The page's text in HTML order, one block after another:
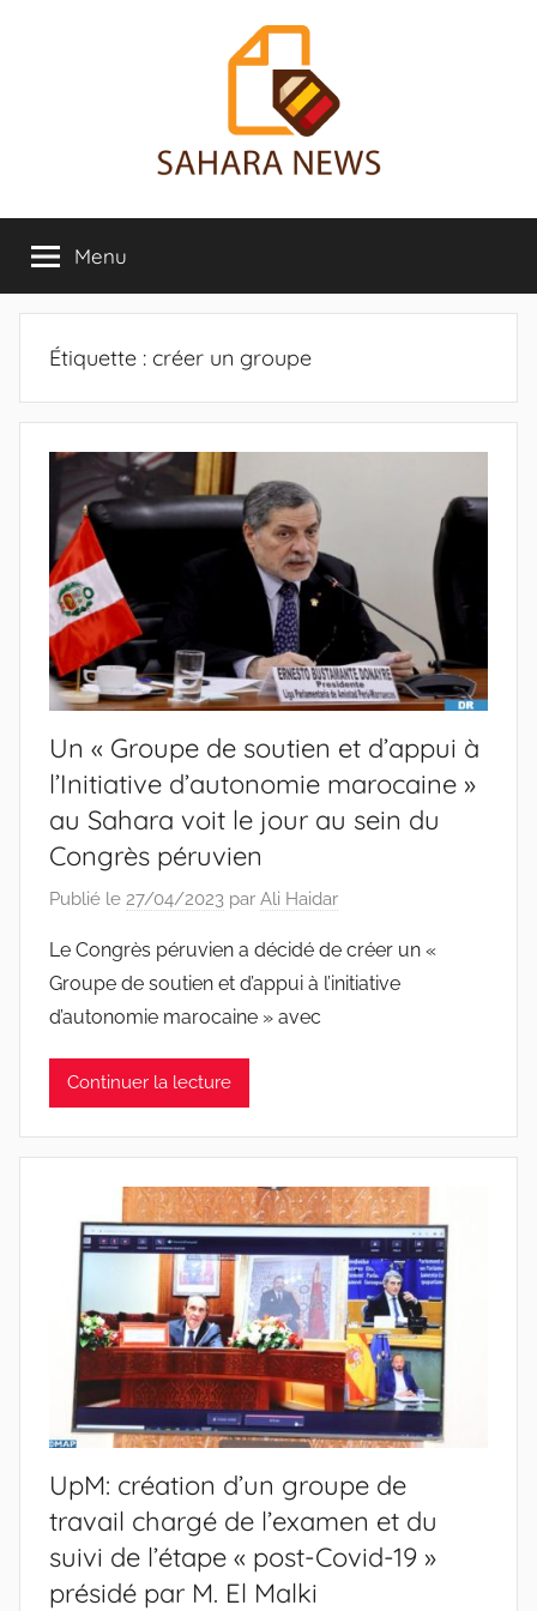
Sahara
News
sur
le
Sahara
révélée
Menu
Étiquette : créer un groupe
Un « Groupe de soutien et d’appui à
l’Initiative d’autonomie marocaine »
au Sahara voit le jour au sein du
Congrès péruvien
Publié le 27/04/2023 par Ali Haidar
Le Congrès péruvien a décidé de créer un «
Groupe de soutien et d’appui à l’initiative
d’autonomie marocaine » avec
Continuer la lecture
UpM: création d’un groupe de
travail chargé de l’examen et du
suivi de l’étape « post-Covid-19 »
présidé par M. El Malki